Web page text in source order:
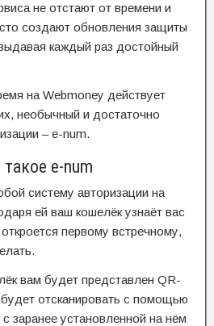
не отстают от времени и
создают обновления защиты
каждый раз достойный
на Webmoney действует
необычный и достаточно
– e-num.
e-num
систему авторизации на
ей ваш кошелёк узнаёт вас
первому встречному,
вам будет представлен QR-
отсканировать с помощью
заранее установленной на нём